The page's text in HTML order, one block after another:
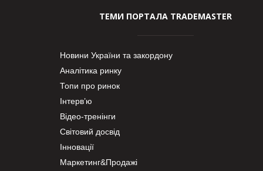
ТЕМИ ПОРТАЛА TRADEMASTER
Новини України та закордону
Аналітика ринку
Топи про ринок
Інтерв’ю
Відео-тренінги
Світовий досвід
Інновації
Маркетинг&Продажі